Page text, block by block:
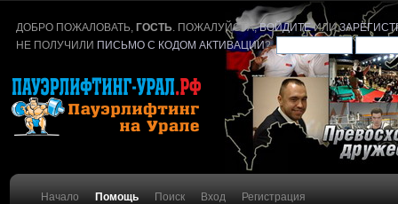
ДОБРО ПОЖАЛОВАТЬ,ГОСТЬ . ПОЖАЛУЙСТА,ВОЙДИТЕИЛИ
НЕ ПОЛУЧИЛИ ПИСЬМО С КОДОМ АКТИВАЦИИ?
Начало Помощь Поиск Вход Регистрация